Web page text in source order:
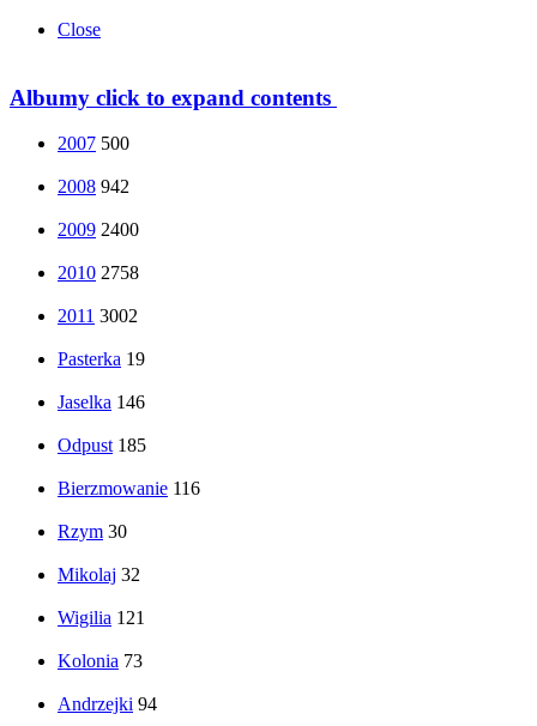
Close
Albumy click to expand contents
2007 500
2008 942
2009 2400
2010 2758
2011 3002
Pasterka 19
Jaselka 146
Odpust 185
Bierzmowanie 116
Rzym 30
Mikolaj 32
Wigilia 121
Kolonia 73
Andrzejki 94